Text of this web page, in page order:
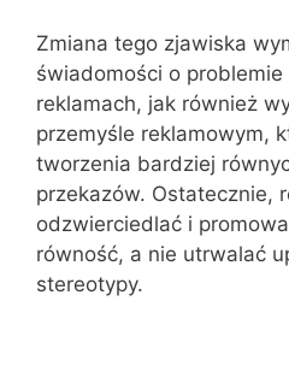
Zmiana tego zjawiska
świadomości o problemie
reklamach, jak również
przemyśle reklamowym,
tworzenia bardziej
przekazów. Ostatecznie,
odzwierciedlać i
równość, a nie utrwalać
stereotypy.